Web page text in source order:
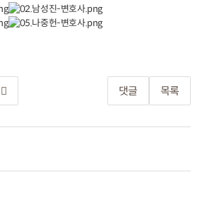
댓글 목록